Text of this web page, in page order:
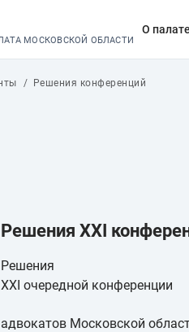
МОСКОВСКОЙ ОБЛАСТИ
О палате
Решения конференций
Решения XXI
Решения
XXI очередной конференции
адвокатов Московской